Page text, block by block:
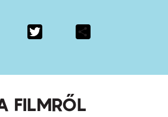
Facebook
FILMRŐL